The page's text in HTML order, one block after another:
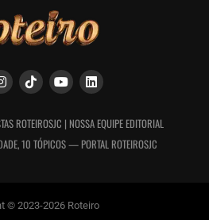
ROTEIROSJC | NOSSA EQUIPE EDITORIAL
10 TÓPICOS — PORTAL ROTEIROSJC
© 2023-2026 Roteiro